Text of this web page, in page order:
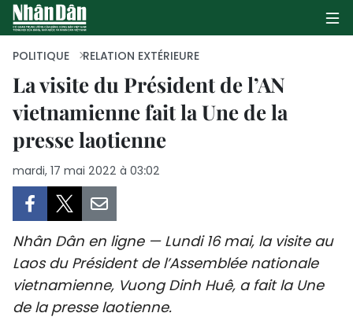
PAGE D'ACCUEIL
POLITIQUE
CULTURE
TOURISME
POLITIQUE RELATION EXTÉRIEURE
La visite du Président de l’AN
vietnamienne fait la Une de la
presse laotienne
mardi, 17 mai 2022 à 03:02
Nhân Dân en ligne — Lundi 16 mai, la visite au
Laos du Président de l’Assemblée nationale
vietnamienne, Vuong Dinh Huê, a fait la Une
de la presse laotienne.